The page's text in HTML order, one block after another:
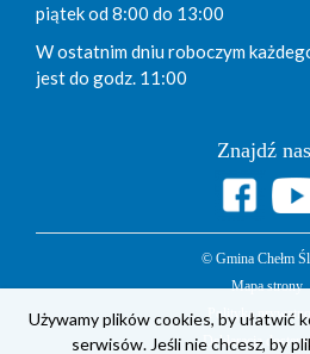
piątek od 8:00 do 13:00
W ostatnim dniu roboczym
jest do godz. 11:00
Znajdź
© Gmina Chełm
Mapa strony
Polityka
Deklaracja
Używamy plików cookies, by ułatwić
serwisów. Jeśli nie chcesz, by